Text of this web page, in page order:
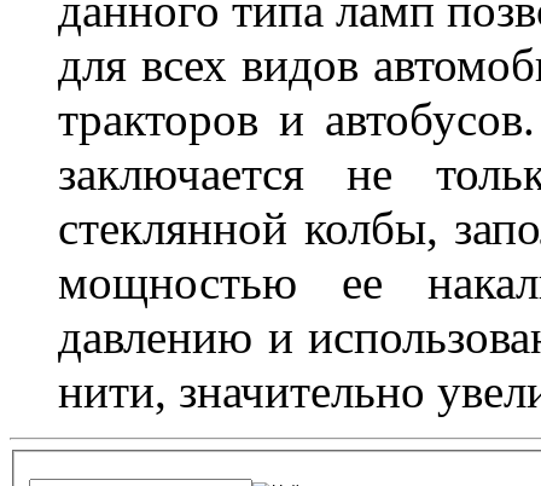
для всех видов
тракторов и
заключается не
стеклянной колбы,
мощностью ее
давлению и
нити, значительно